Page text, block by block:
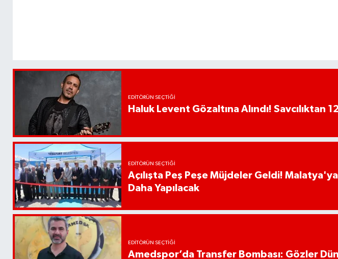
EDITÖRÜN SEÇTIĞI
Haluk Levent Gözaltına Alındı! Savcılıktan
EDITÖRÜN SEÇTIĞI
Açılışta Peş Peşe Müjdeler Geldi!
Daha Yapılacak
EDITÖRÜN SEÇTIĞI
Amedspor’da Transfer Bombası: Gözler